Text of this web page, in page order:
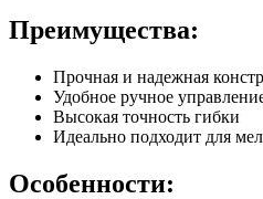
Преимущества:
Прочная и надежная
Удобное ручное
Высокая точность гибки
Идеально подходит для
Особенности: